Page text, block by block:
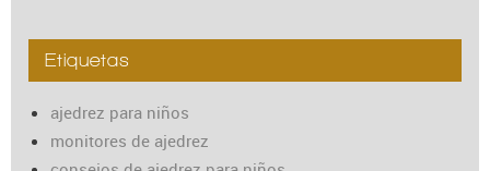
Etiquetas
ajedrez para niños
monitores de ajedrez